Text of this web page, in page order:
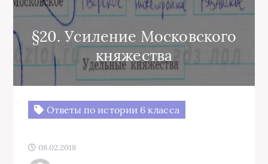
§20. Усиление Московского
княжества
Ответы по истории 6 класса
08.02.2018